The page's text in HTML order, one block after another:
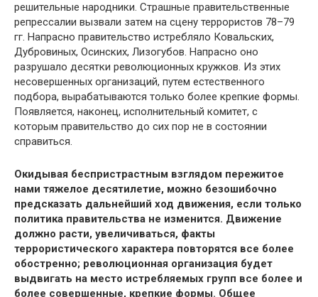
решительные народники. Страшные правительственные
репрессалии вызвали затем на сцену террористов 78–79
гг. Напрасно правительство истребляло Ковальских,
Дубровиных, Осинских, Лизогубов. Напрасно оно
разрушало десятки революционных кружков. Из этих
несовершенных организаций, путем естественного
подбора, вырабатываются только более крепкие формы.
Появляется, наконец, исполнительный комитет, с
которым правительство до сих пор не в состоянии
справиться.
Окидывая беспристрастным взглядом пережитое
нами тяжелое десятилетие, можно безошибочно
предсказать дальнейший ход движения, если только
политика правительства не изменится. Движение
должно расти, увеличиваться, факты
террористического характера повторятся все более
обостренно; революционная организация будет
выдвигать на место истребляемых групп все более и
более совершенные, крепкие формы. Общее